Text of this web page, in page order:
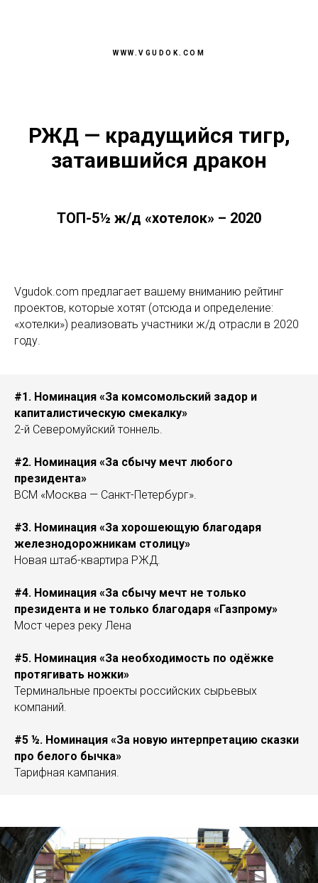
WWW.VGUDOK.COM
РЖД — крадущийся тигр,
затаившийся дракон
ТОП-5½ ж/д «хотелок» – 2020
Vgudok.com предлагает вашему вниманию рейтинг
проектов, которые хотят (отсюда и определение:
«хотелки») реализовать участники ж/д отрасли в 2020
году.
#1. Номинация «За комсомольский задор и
капиталистическую смекалку»
2-й Северомуйский тоннель.
#2. Номинация «За сбычу мечт любого
президента»
ВСМ «Москва — Санкт-Петербург».
#3. Номинация «За хорошеющую благодаря
железнодорожникам столицу»
Новая штаб-квартира РЖД.
#4. Номинация «За сбычу мечт не только
президента и не только благодаря «Газпрому»
Мост через реку Лена
#5. Номинация «За необходимость по одёжке
протягивать ножки»
Терминальные проекты российских сырьевых
компаний.
#5 ½. Номинация «За новую интерпретацию сказки
про белого бычка»
Тарифная кампания.